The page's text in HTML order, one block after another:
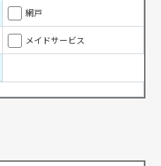
網戸
メイドサービス